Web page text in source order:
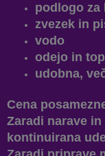
podlogo za
zvezek in
vodo
odejo in
udobna,
Cena
Zaradi narave
kontinuirana